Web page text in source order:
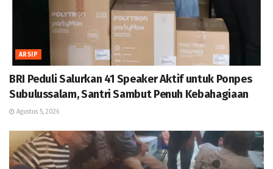
ARSIP
BRI Peduli Salurkan 41 Speaker Aktif untuk Ponpes
Subulussalam, Santri Sambut Penuh Kebahagiaan
Agustus 5, 2026